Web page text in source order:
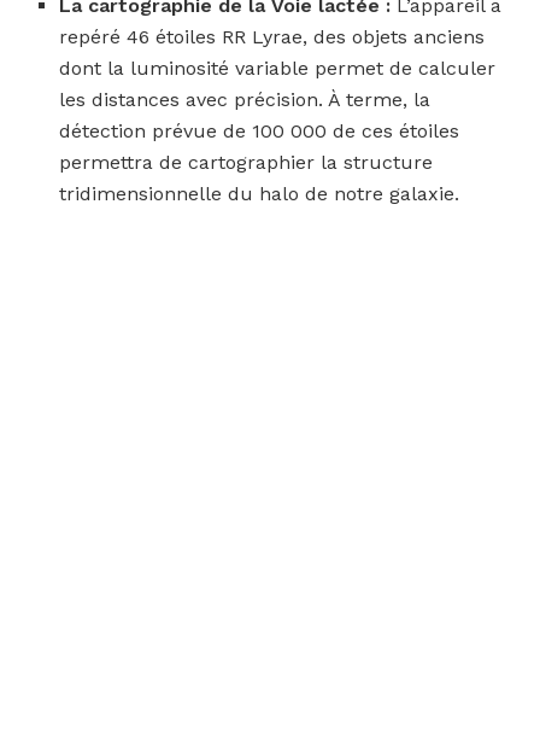
La cartographie de la Voie lactée : L’appareil a
repéré 46 étoiles RR Lyrae, des objets anciens
dont la luminosité variable permet de calculer
les distances avec précision. À terme, la
détection prévue de 100 000 de ces étoiles
permettra de cartographier la structure
tridimensionnelle du halo de notre galaxie.